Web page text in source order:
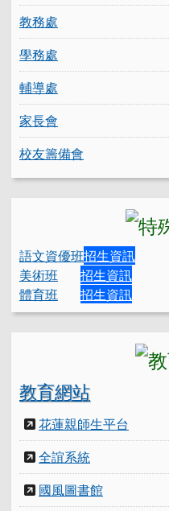
教務處
學務處
輔導處
家長會
校友籌備會
語文資優班招生資訊
美術班
招生資訊
體育班
招生資訊
教育網站
花蓮親師生平台
全誼系統
國風圖書館